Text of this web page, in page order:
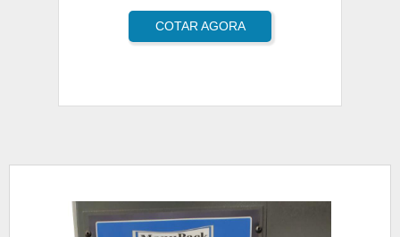
COTAR AGORA